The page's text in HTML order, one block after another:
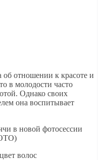
об отношении к красоте и
в молодости часто
Однако своих
она воспитывает
волос